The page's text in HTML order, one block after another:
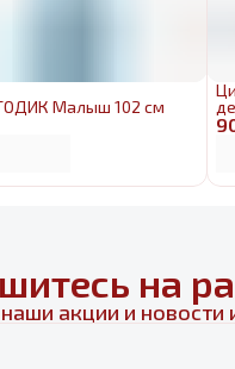
Малыш 102 см
на
акции и новости